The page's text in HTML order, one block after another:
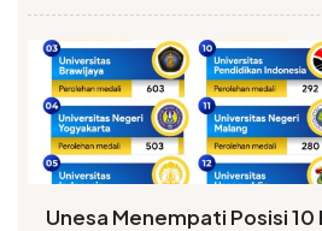
Unesa Menempati Posisi